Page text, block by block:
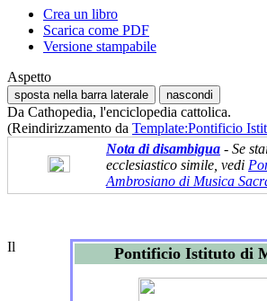
Crea un libro
Scarica come PDF
Versione stampabile
Aspetto
sposta nella barra laterale nascondi
Da Cathopedia, l'enciclopedia cattolica.
(Reindirizzamento da Template:Pontificio
Nota di disambigua - Se
ecclesiastico simile, vedi
Ambrosiano di Musica
Pontificio Istituto di
Il